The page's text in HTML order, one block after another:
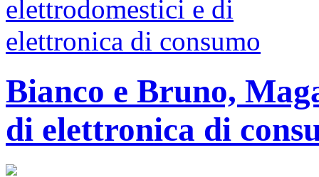
Bianco e Bruno,
di elettronica di